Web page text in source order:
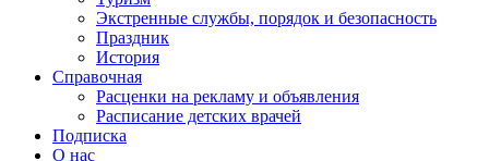
Экстренные службы, порядок и безопасность
Праздник
История
Справочная
Расценки на рекламу и объявления
Расписание детских врачей
Подписка
О нас